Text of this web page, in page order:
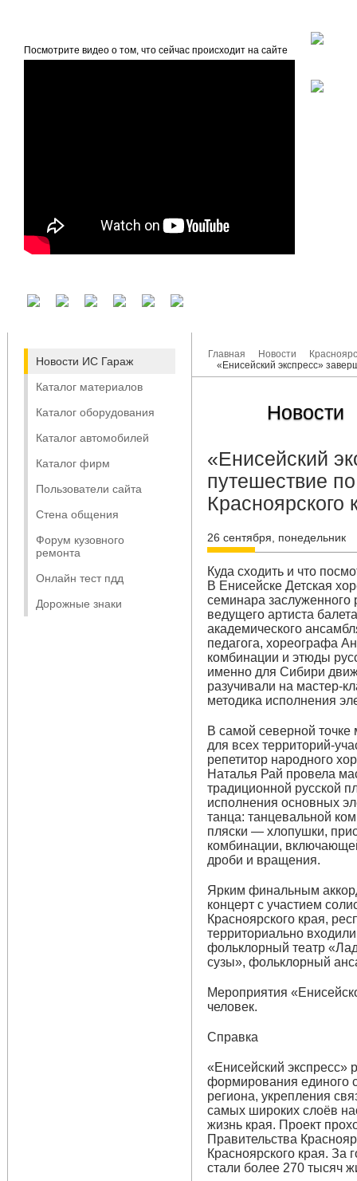
Посмотрите видео о том, что сейчас происходит на сайте
Новости ИС Гараж
Каталог материалов
Каталог оборудования
Каталог автомобилей
Каталог фирм
Пользователи сайта
Стена общения
Форум кузовного
ремонта
Онлайн тест пдд
Дорожные знаки
Главная Новости
«Енисейский экспресс»
Новости
«Енисейский
путешествие
Красноярского
26 сентября, понедельник
Куда сходить и что
В Енисейске Детская
семинара заслуженного
ведущего артиста
академического
педагога, хореографа
комбинации и этюды
именно для Сибири
разучивали на мастер-
методика исполнения
В самой северной
для всех территорий-
репетитор народного
Наталья Рай провела
традиционной русской
исполнения основных
танца: танцевальной
пляски — хлопушки,
комбинации,
дроби и вращения.
Ярким финальным
концерт с участием
Красноярского края,
территориально
фольклорный театр
сузы», фольклорный
Мероприятия
человек.
Справка
«Енисейский экспресс»
формирования единого
региона, укрепления
самых широких слоёв
жизнь края. Проект
Правительства
Красноярского края. За
стали более 270 тысяч